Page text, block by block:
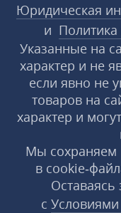
Юридическая
и
Указанные на
характер и не
если явно не
товаров на
характер и
Мы сохраняем
в
Оставаясь
с